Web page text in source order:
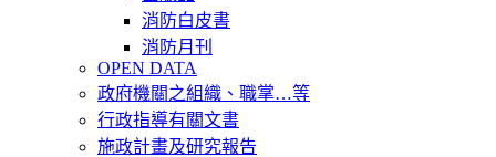
消防白皮書
消防月刊
OPEN DATA
政府機關之組織、職掌…等
行政指導有關文書
施政計畫及研究報告